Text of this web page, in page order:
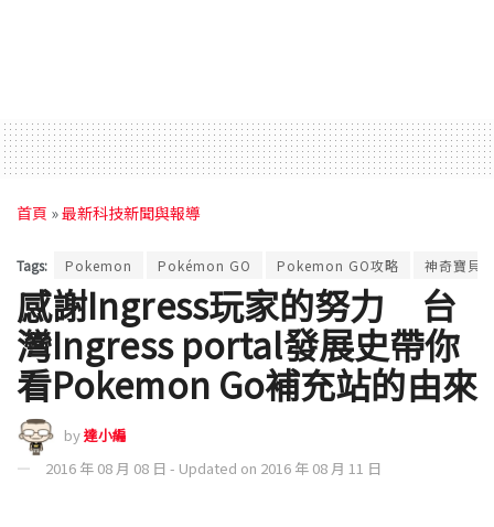
首頁 »最新科技新聞與報導
Tags: Pokemon Pokémon GO Pokemon GO攻略 神奇寶貝
感謝Ingress玩家的努力 台
灣Ingress portal發展史帶你
看Pokemon Go補充站的由來
by達小編
2016 年 08 月 08 日 - Updated on 2016 年 08 月 11 日